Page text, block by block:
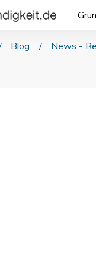
Blog / News -